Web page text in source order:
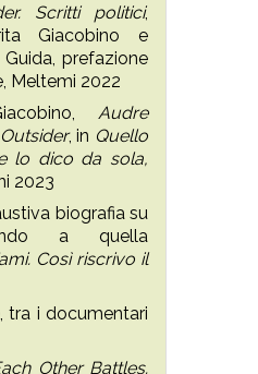
Scritti politici,
Giacobino e
prefazione
Meltemi 2022
Audre
, in Quello
lo dico da sola,
2023
biografia su
a quella
Così riscrivo il
tra i documentari
Other Battles.